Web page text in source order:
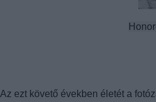
Az ezt követő években életét a